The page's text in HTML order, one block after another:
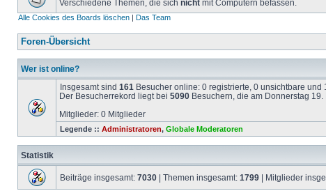
Verschiedene Themen, die sich nicht mit Computern befassen.
Alle Cookies des Boards löschen | Das Team
Foren-Übersicht
Wer ist online?
Insgesamt sind 161 Besucher online: 0 registrierte, 0 unsichtbare
Der Besucherrekord liegt bei 5090 Besuchern, die am Donnerstag
Mitglieder: 0 Mitglieder
Legende :: Administratoren, Globale Moderatoren
Statistik
Beiträge insgesamt: 7030 | Themen insgesamt: 1799 | Mitglieder